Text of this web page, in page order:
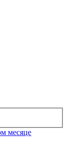
месяце